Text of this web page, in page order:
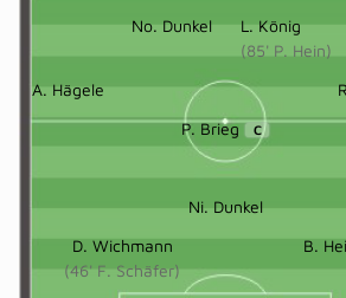
No. Dunkel
L. König
(85' P. Hein)
A. Hägele
P. Brieg
C
Ni. Dunkel
D. Wichmann
(46' F. Schäfer)
B.